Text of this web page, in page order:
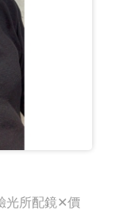
光所配鏡✕價